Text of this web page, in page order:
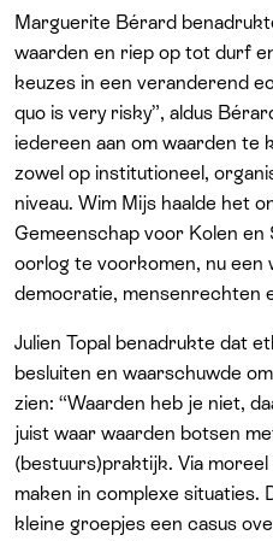
Marguerite Bérard
waarden en riep op tot durf
keuzes in een veranderend
quo is very risky”, aldus
iedereen aan om waarden te
zowel op institutioneel,
niveau. Wim Mijs haalde het
Gemeenschap voor Kolen en
oorlog te voorkomen, nu een
democratie, mensenrechten
Julien Topal benadrukte dat
besluiten en waarschuwde
zien: “Waarden heb je niet,
juist waar waarden botsen
(bestuurs)praktijk. Via
maken in complexe situaties.
kleine groepjes een casus